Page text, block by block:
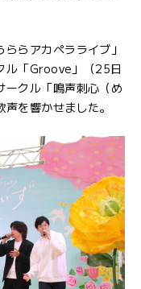
らアカペラライブ」
ル「Groove」（25日
ークル「鳴声刺心（め
を響かせました。